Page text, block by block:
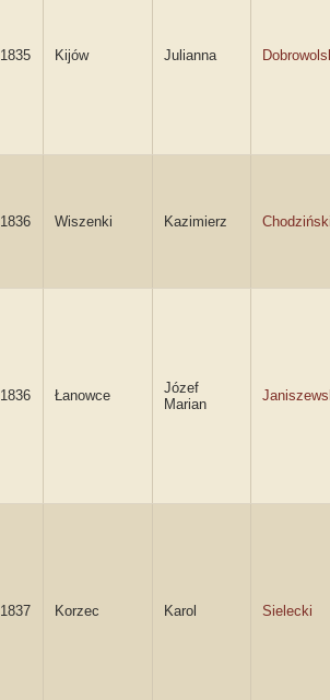
1835 Kijów Julianna
1836 Wiszenki Kazimierz
1836 Łanowce
Józef
Marian
1837 Korzec Karol Sielecki